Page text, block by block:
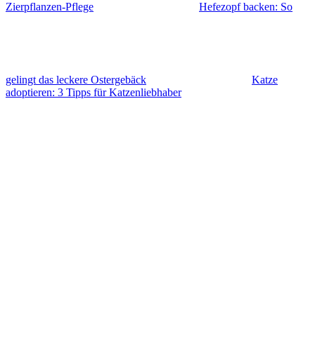
Zierpflanzen-Pflege Hefezopf backen: So
gelingt das leckere Ostergebäck
Katze
adoptieren: 3 Tipps für Katzenliebhaber